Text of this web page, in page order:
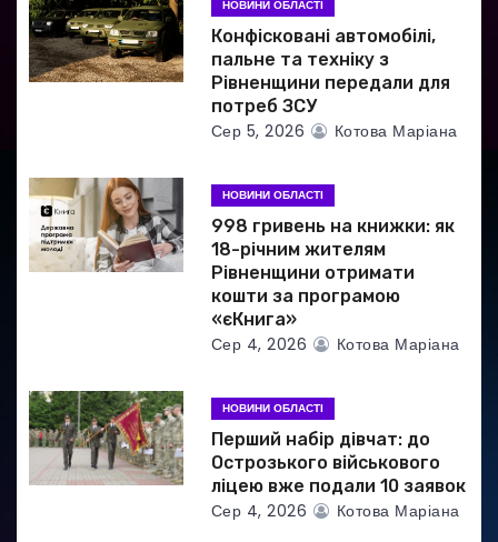
п
и
в
НОВИНИ ОБЛАСТІ
Конфісковані автомобілі,
пальне та техніку з
Рівненщини передали для
потреб ЗСУ
Сер 5, 2026 Котова Маріана
НОВИНИ ОБЛАСТІ
998 гривень на книжки: як
18-річним жителям
Рівненщини отримати
кошти за програмою
«єКнига»
Сер 4, 2026 Котова Маріана
НОВИНИ ОБЛАСТІ
Перший набір дівчат: до
Острозького військового
ліцею вже подали 10 заявок
Сер 4, 2026 Котова Маріана